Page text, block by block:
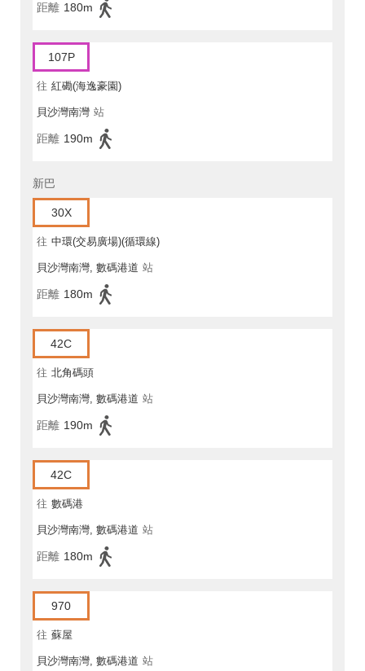
距離 180m
107P
往 紅磡(海逸豪園)
貝沙灣南灣 站
距離 190m
新巴
30X
往 中環(交易廣場)(循環線)
貝沙灣南灣, 數碼港道 站
距離 180m
42C
往 北角碼頭
貝沙灣南灣, 數碼港道 站
距離 190m
42C
往 數碼港
貝沙灣南灣, 數碼港道 站
距離 180m
970
往 蘇屋
貝沙灣南灣, 數碼港道 站